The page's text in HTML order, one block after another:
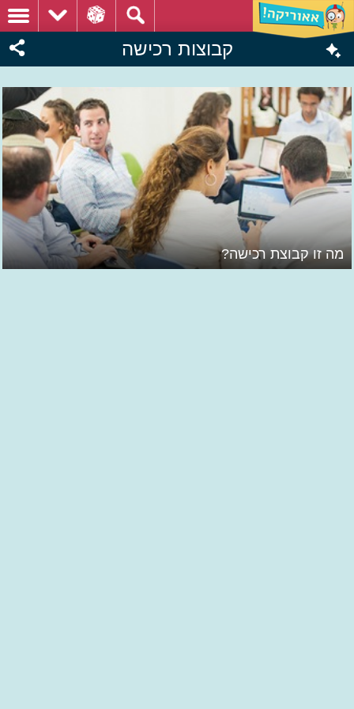
קבוצות רכישה
מה זו קבוצת רכישה?